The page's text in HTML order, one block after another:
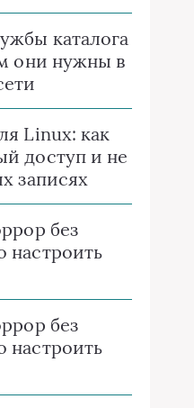
каталога
они нужны в
Linux: как
доступ и не
записях
без
настроить
без
настроить